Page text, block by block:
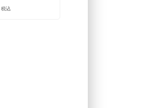
税込